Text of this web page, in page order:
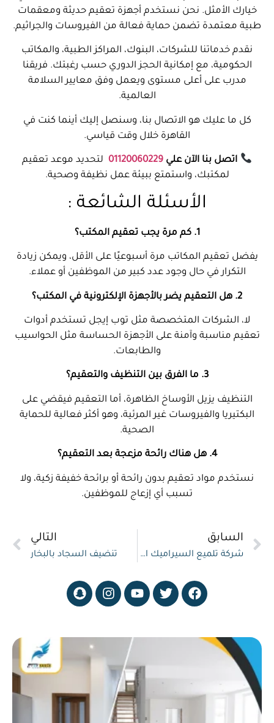
خيارك الأمثل. نحن نستخدم أجهزة تعقيم حديثة ومعقمات
طبية معتمدة تضمن حماية فعالة من الفيروسات والجراثيم.
نقدم خدماتنا للشركات، البنوك، المراكز الطبية، والمكاتب
الحكومية، مع إمكانية الحجز الدوري حسب رغبتك. فريقنا
مدرب على أعلى مستوى ويعمل وفق معايير السلامة
العالمية.
كل ما عليك هو الاتصال بنا، وسنصل إليك أينما كنت في
القاهرة خلال وقت قياسي.
اتصل بنا الآن علي 01120060229 لتحديد موعد تعقيم
لمكتبك، واستمتع ببيئة عمل نظيفة وصحية.
الأسئلة الشائعة :
1. كم مرة يجب تعقيم المكتب؟
يفضل تعقيم المكاتب مرة أسبوعيًا على الأقل، ويمكن زيادة
التكرار في حال وجود عدد كبير من الموظفين أو عملاء.
2. هل التعقيم يضر بالأجهزة الإلكترونية في المكتب؟
لا، الشركات المتخصصة مثل توب إيجل تستخدم أدوات
تعقيم مناسبة وآمنة على الأجهزة الحساسة مثل الحواسيب
والطابعات.
3. ما الفرق بين التنظيف والتعقيم؟
التنظيف يزيل الأوساخ الظاهرة، أما التعقيم فيقضي على
البكتيريا والفيروسات غير المرئية، وهو أكثر فعالية للحماية
الصحية.
4. هل هناك رائحة مزعجة بعد التعقيم؟
نستخدم مواد تعقيم بدون رائحة أو برائحة خفيفة زكية، ولا
تسبب أي إزعاج للموظفين.
السابق
شركة تلميع السيراميك الباهت
التالي
تنضيف السجاد بالبخار